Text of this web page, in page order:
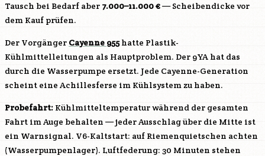
Tausch bei Bedarf aber 7.000–11.000 €— Scheibendicke vor
dem Kauf prüfen.
Der Vorgänger Cayenne 955hatte Plastik-
Kühlmittelleitungen als Hauptproblem. Der 9YA hat das
durch die Wasserpumpe ersetzt. Jede Cayenne-Generation
scheint eine Achillesferse im Kühlsystem zu haben.
Probefahrt: Kühlmitteltemperatur während der gesamten
Fahrt im Auge behalten — jeder Ausschlag über die Mitte ist
ein Warnsignal. V6-Kaltstart: auf Riemenquietschen achten
(Wasserpumpenlager). Luftfederung: 30 Minuten stehen